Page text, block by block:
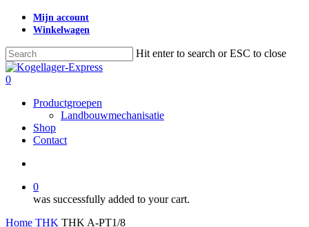
Skip
content
Mijn account
Winkelwagen
Hit enter to search or ESC to close
Close
Search
search
0
Productgroepen
Landbouwmechanisatie
Shop
Contact
0
was successfully added to your cart.
Home THK THK A-PT1/8